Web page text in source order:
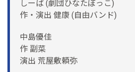
しーば (劇団ひなたぼっこ)
作・演出 健康 (自由バンド)
中島優佳
作 副菜
演出 荒屋敷頼弥